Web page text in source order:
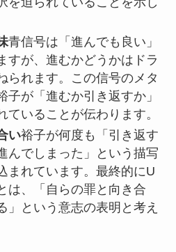
青信号は「進んでも良い」
すが、進むかどうかはドラ
られます。この信号のメタ
子が「進むか引き返すか」
ていることが伝わります。
い裕子が何度も「引き返す
んでしまった」という描写
まれています。最終的にU
は、「自らの罪と向き合
」という意志の表明と考え